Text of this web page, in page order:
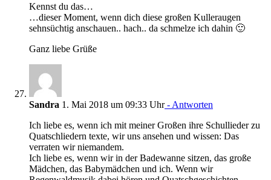
Kennst du das…
…dieser Moment, wenn dich diese großen Kulleraugen
sehnsüchtig anschauen.. hach.. da schmelze ich dahin 🙂
Ganz liebe Grüße
Sandra 1. Mai 2018 um 09:33 Uhr- Antworten
Ich liebe es, wenn ich mit meiner Großen ihre Schullieder zu
Quatschliedern texte, wir uns ansehen und wissen: Das
verraten wir niemandem.
Ich liebe es, wenn wir in der Badewanne sitzen, das große
Mädchen, das Babymädchen und ich. Wenn wir